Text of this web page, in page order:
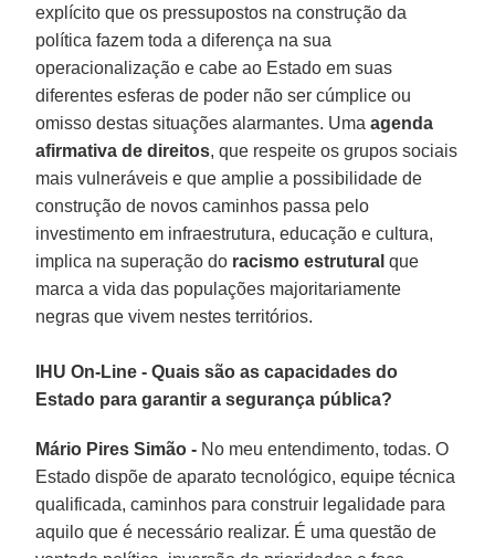
explícito que os pressupostos na construção da
política fazem toda a diferença na sua
operacionalização e cabe ao Estado em suas
diferentes esferas de poder não ser cúmplice ou
omisso destas situações alarmantes. Umaagenda
afirmativa de direitos, que respeite os grupos sociais
mais vulneráveis e que amplie a possibilidade de
construção de novos caminhos passa pelo
investimento em infraestrutura, educação e cultura,
implica na superação do racismo estrutural que
marca a vida das populações majoritariamente
negras que vivem nestes territórios.
IHU On-Line - Quais são as capacidades do
Estado para garantir a segurança pública?
Mário Pires Simão - No meu entendimento, todas. O
Estado dispõe de aparato tecnológico, equipe técnica
qualificada, caminhos para construir legalidade para
aquilo que é necessário realizar. É uma questão de